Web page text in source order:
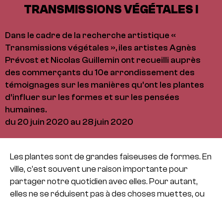
TRANSMISSIONS VÉGÉTALES I
Dans le cadre de la recherche artistique «
Transmissions végétales », iles artistes Agnès
Prévost et Nicolas Guillemin ont recueilli auprès
des commerçants du 10e arrondissement des
témoignages sur les manières qu’ont les plantes
d’influer sur les formes et sur les pensées
humaines.
du 20 juin 2020 au 28 juin 2020
Les plantes sont de grandes faiseuses de formes. En
ville, c’est souvent une raison importante pour
partager notre quotidien avec elles. Pour autant,
elles ne se réduisent pas à des choses muettes, ou